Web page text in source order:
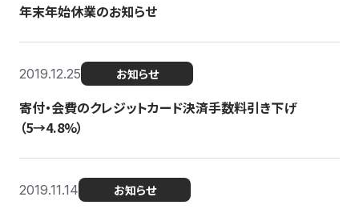
年末年始休業のお知らせ
2019.12.25 お知らせ
寄付・会費のクレジットカード決済手数料引き下げ
（5→4.8%）
2019.11.14 お知らせ